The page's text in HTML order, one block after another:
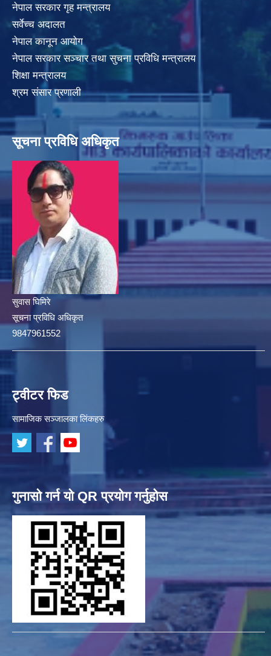
नेपाल सरकार गृह मन्त्रालय
सर्वेच्च अदालत
नेपाल कानून आयोग
नेपाल सरकार सञ्चार तथा सुचना प्रविधि मन्त्रालय
शिक्षा मन्त्रालय
श्रम संसार प्रणाली
सूचना प्रविधि अधिकृत
सुवास घिमिरे
सूचना प्रविधि अधिकृत
9847961552
ट्वीटर फिड
सामाजिक सञ्जालका लिंकहरु
गुनासो गर्न यो QR प्रयोग गर्नुहोस